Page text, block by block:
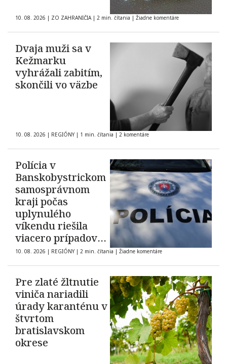
10. 08. 2026 | ZO ZAHRANIČIA | 2 min. čítania | Žiadne komentáre
Dvaja muži sa v
Kežmarku
vyhrážali zabitím,
skončili vo väzbe
10. 08. 2026 | REGIÓNY | 1 min. čítania | 2 komentáre
Polícia v
Banskobystrickom
samosprávnom
kraji počas
uplynulého
víkendu riešila
viacero prípadov
domáceho násilia
10. 08. 2026 | REGIÓNY | 2 min. čítania | Žiadne komentáre
Pre zlaté žltnutie
viniča nariadili
úrady karanténu v
štvrtom
bratislavskom
okrese